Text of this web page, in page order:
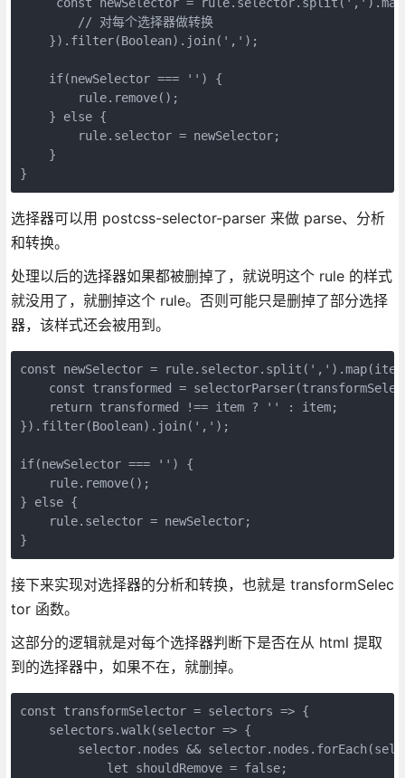
        // 对每个选择器做转换
    }).filter(Boolean).join(',');
    if(newSelector === '') {
        rule.remove();
    } else {
        rule.selector = newSelector;
    }
}
选择器可以用 postcss-selector-parser 来做 parse、分析
和转换。
处理以后的选择器如果都被删掉了，就说明这个 rule 的样式
就没用了，就删掉这个 rule。否则可能只是删掉了部分选择
器，该样式还会被用到。
const newSelector =
const transformed =
    return transformed !== item ? '' : item;
}).filter(Boolean).join(',');
if(newSelector === '') {
    rule.remove();
} else {
    rule.selector = newSelector;
}
接下来实现对选择器的分析和转换，也就是 transformSelec
tor 函数。
这部分的逻辑就是对每个选择器判断下是否在从 html 提取
到的选择器中，如果不在，就删掉。
const transformSelector = selectors => {
    selectors.walk(selector => {
selector.nodes &&
            let shouldRemove = false;